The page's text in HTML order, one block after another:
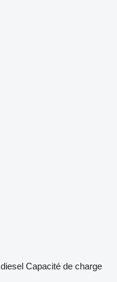
diesel Capacité de charge